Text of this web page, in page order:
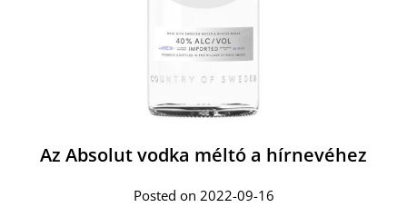
Az Absolut vodka méltó a hírnevéhez
Posted on 2022-09-16